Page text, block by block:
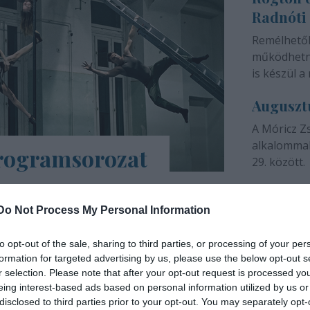
Not Process My Personal Information
opt-out of the sale, sharing to third parties, or processing of your
for targeted advertising by us, please use the below opt-out
selection. Please note that after your opt-out request is processed
interest-based ads based on personal information utilized by us
to third parties prior to your opt-out. You may separately
Háza e-Trafó elnevezésű
tartalmas, a digitális platformokon
online táncórák, live setek,
színházunk
Radnóti
is készül a
A Móricz
29. között.
INTERJÚ